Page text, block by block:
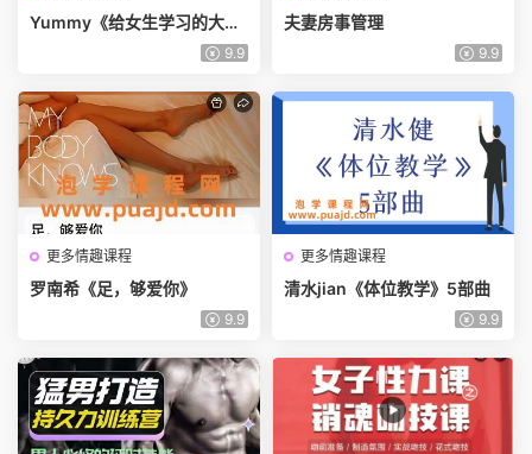
Yummy《给女生学习的大保
9.9
夫妻房事管理
9.9
更多情趣课程
罗南希《足，够爱你》
9.9
更多情趣课程
清水jian《体位教学》5部曲
9.9